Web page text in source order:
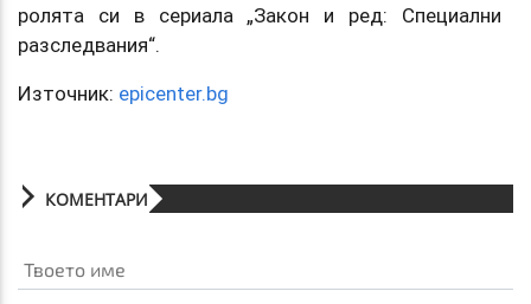
ролята си в сериала „Закон и ред: Специални
разследвания“.
Източник: epicenter.bg
КОМЕНТАРИ
Твоето име